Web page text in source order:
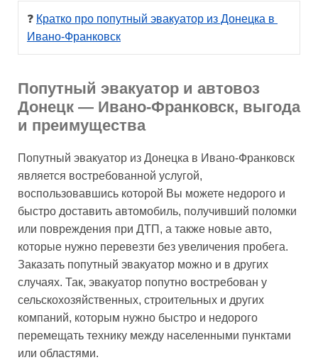
❓ Кратко про попутный эвакуатор из Донецка в
Ивано-Франковск
Попутный эвакуатор и автовоз
Донецк — Ивано-Франковск, выгода
и преимущества
Попутный эвакуатор из Донецка в Ивано-Франковск
является востребованной услугой,
воспользовавшись которой Вы можете недорого и
быстро доставить автомобиль, получивший поломки
или повреждения при ДТП, а также новые авто,
которые нужно перевезти без увеличения пробега.
Заказать попутный эвакуатор можно и в других
случаях. Так, эвакуатор попутно востребован у
сельскохозяйственных, строительных и других
компаний, которым нужно быстро и недорого
перемещать технику между населенными пунктами
или областями.